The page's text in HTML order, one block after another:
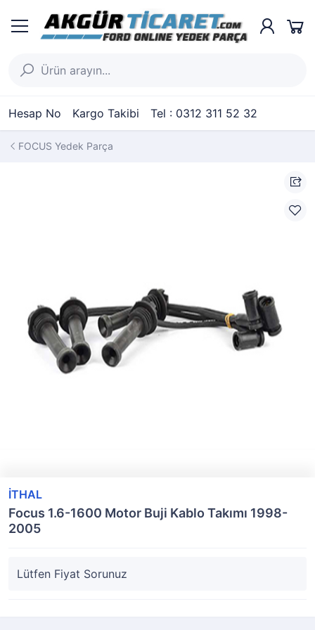
Hesap No Kargo Takibi Tel : 0312 311 52 32
FOCUS Yedek Parça
İTHAL
Focus 1.6-1600 Motor Buji Kablo Takımı 1998-
2005
Lütfen Fiyat Sorunuz